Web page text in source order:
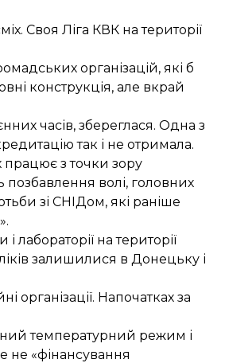
Своя Ліга КВК на території
організацій, які б
конструкція, але вкрай
часів, збереглася. Одна з
так і не отримала.
з точки зору
волі, головних
зі СНІДом, які раніше
на території
залишилися в Донецьку і
організації. Напочатках за
температурний режим і
не «фінансування